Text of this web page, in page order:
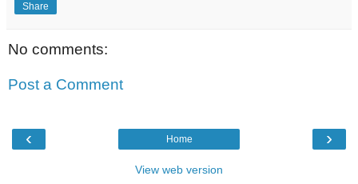
Share
No comments:
Post a Comment
‹ ›
Home
View web version